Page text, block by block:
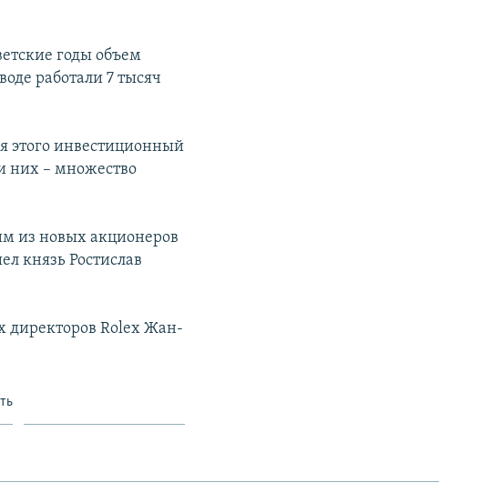
годы объем
работали 7 тысяч
этого инвестиционный
них – множество
из новых акционеров
князь Ростислав
директоров Rolex Жан-